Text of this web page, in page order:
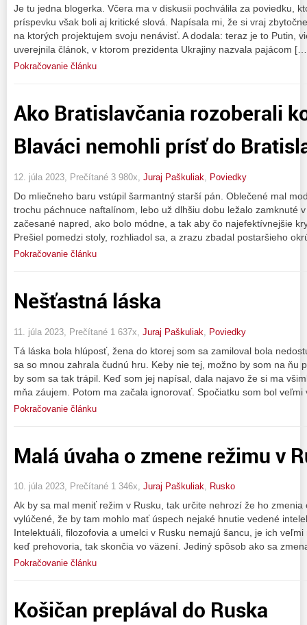
Je tu jedna blogerka. Včera ma v diskusii pochválila za poviedku,
príspevku však boli aj kritické slová. Napísala mi, že si vraj
na ktorých projektujem svoju nenávisť. A dodala: teraz je to Putin,
uverejnila článok, v ktorom prezidenta Ukrajiny nazvala pajácom
Pokračovanie článku
Ako Bratislavčania rozoberali
Blaváci nemohli prísť do
12. júla 2023, Prečítané 3 980x, Juraj Paškuliak Poviedky
Do mliečneho baru vstúpil šarmantný starší pán. Oblečené mal
trochu páchnuce naftalínom, lebo už dlhšiu dobu ležalo zamknuté
začesané napred, ako bolo módne, a tak aby čo najefektívnejšie
Prešiel pomedzi stoly, rozhliadol sa, a zrazu zbadal postaršieho
Pokračovanie článku
Nešťastná láska
11. júla 2023, Prečítané 1 637x, Juraj Paškuliak Poviedky
Tá láska bola hlúposť, žena do ktorej som sa zamiloval bola
sa so mnou zahrala čudnú hru. Keby nie tej, možno by som na ňu
by som sa tak trápil. Keď som jej napísal, dala najavo že si ma
mňa záujem. Potom ma začala ignorovať. Spočiatku som bol
Pokračovanie článku
Malá úvaha o zmene režimu v
10. júla 2023, Prečítané 1 346x, Juraj Paškuliak, Rusko
Ak by sa mal meniť režim v Rusku, tak určite nehrozí že ho
vylúčené, že by tam mohlo mať úspech nejaké hnutie vedené
Intelektuáli, filozofovia a umelci v Rusku nemajú šancu, je ich
keď prehovoria, tak skončia vo väzení. Jediný spôsob ako sa
Pokračovanie článku
Košičan preplával do Ruska